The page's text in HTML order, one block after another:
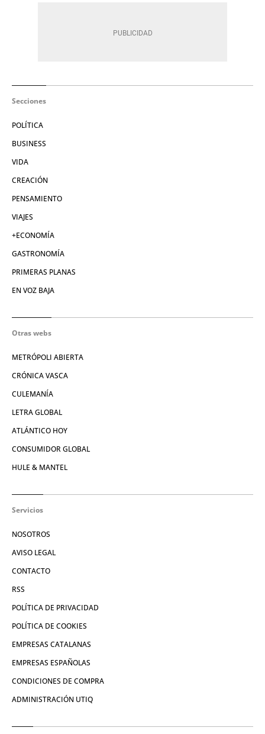
Secciones
POLÍTICA
BUSINESS
VIDA
CREACIÓN
PENSAMIENTO
VIAJES
+ECONOMÍA
GASTRONOMÍA
PRIMERAS PLANAS
EN VOZ BAJA
Otras webs
METRÓPOLI ABIERTA
CRÓNICA VASCA
CULEMANÍA
LETRA GLOBAL
ATLÁNTICO HOY
CONSUMIDOR GLOBAL
HULE & MANTEL
Servicios
NOSOTROS
AVISO LEGAL
CONTACTO
RSS
POLÍTICA DE PRIVACIDAD
POLÍTICA DE COOKIES
EMPRESAS CATALANAS
EMPRESAS ESPAÑOLAS
CONDICIONES DE COMPRA
ADMINISTRACIÓN UTIQ